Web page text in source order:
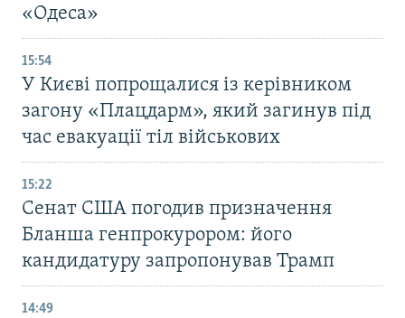
«Одеса»
15:54
У Києві попрощалися із керівником
загону «Плацдарм», який загинув під
час евакуації тіл військових
15:22
Сенат США погодив призначення
Бланша генпрокурором: його
кандидатуру запропонував Трамп
14:49